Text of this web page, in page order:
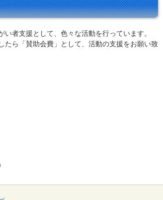
い者支援として、色々な活動を行っています。
たら「賛助会費」として、活動の支援をお願い致